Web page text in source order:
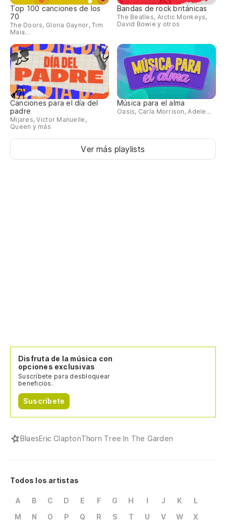
Top 100 canciones de los
70
The Doors, Gloria Gaynor, Tim
Maia...
Bandas de rock británicas
The Beatles, Arctic Monkeys,
David Bowie y otros
Canciones para el día del
padre
Mijares, Victor Manuelle,
Queen y más
Música para el alma
Oasis, Carla Morrison, Adele...
Ver más playlists
Disfruta de la música con
opciones exclusivas
Suscríbete para desbloquear
beneficios.
Suscríbete
BluesEric ClaptonThorn Tree In The Garden
Todos los artistas
A B C D E F G H I J K
L
M
N O P Q R S T U V W
X